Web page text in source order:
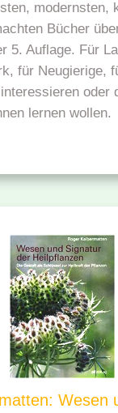
modernsten,
Bücher
5. Auflage. Für
für Neugierige,
oder
lernen wollen.
Wesen